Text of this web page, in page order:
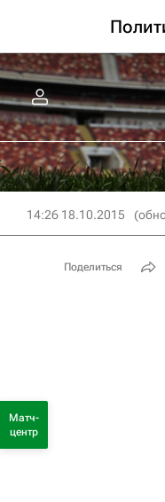
14:26 18.10.2015
Поделиться
Матч-
центр